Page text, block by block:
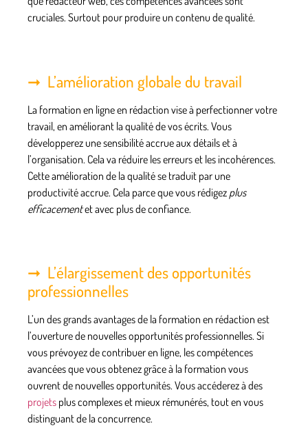
cruciales. Surtout pour produire un contenu de qualité.
L’amélioration globale du travail
La formation en ligne en rédaction vise à perfectionner votre
travail, en améliorant la qualité de vos écrits. Vous
développerez une sensibilité accrue aux détails et à
l’organisation. Cela va réduire les erreurs et les incohérences.
Cette amélioration de la qualité se traduit par une
productivité accrue. Cela parce que vous rédigez plus
efficacementet avec plus de confiance.
L’élargissement des opportunités
professionnelles
L’un des grands avantages de la formation en rédaction est
l’ouverture de nouvelles opportunités professionnelles. Si
vous prévoyez de contribuer en ligne, les compétences
avancées que vous obtenez grâce à la formation vous
ouvrent de nouvelles opportunités. Vous accéderez à des
projets plus complexes et mieux rémunérés, tout en vous
distinguant de la concurrence.